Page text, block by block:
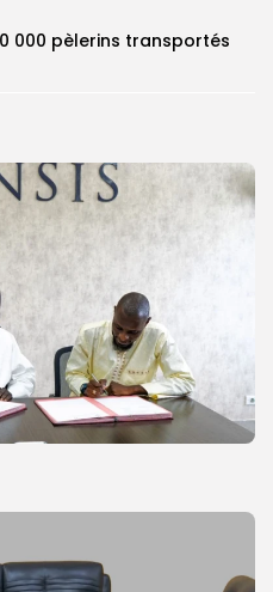
000 pèlerins transportés